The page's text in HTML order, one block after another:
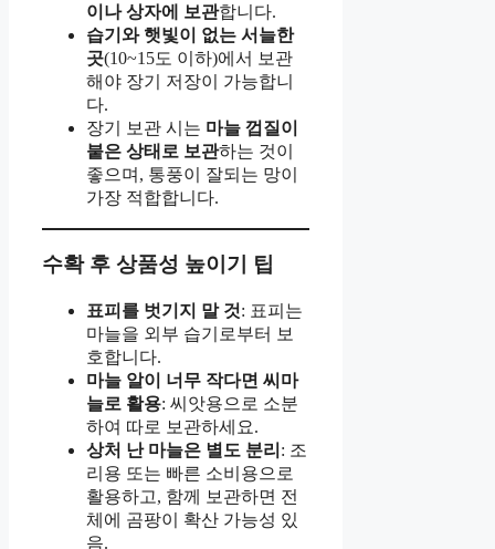
이나 상자에 보관합니다.
습기와 햇빛이 없는 서늘한
곳(10~15도 이하)에서 보관
해야 장기 저장이 가능합니
다.
장기 보관 시는 마늘 껍질이
붙은 상태로 보관하는 것이
좋으며, 통풍이 잘되는 망이
가장 적합합니다.
수확 후 상품성 높이기 팁
표피를 벗기지 말 것: 표피는
마늘을 외부 습기로부터 보
호합니다.
마늘 알이 너무 작다면 씨마
늘로 활용: 씨앗용으로 소분
하여 따로 보관하세요.
상처 난 마늘은 별도 분리 : 조
리용 또는 빠른 소비용으로
활용하고, 함께 보관하면 전
체에 곰팡이 확산 가능성 있
음.